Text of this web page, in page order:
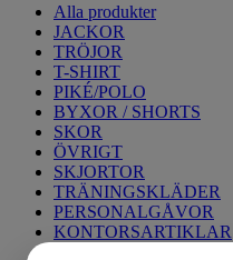
Alla produkter
JACKOR
TRÖJOR
T-SHIRT
PIKÉ/POLO
BYXOR / SHORTS
SKOR
ÖVRIGT
SKJORTOR
TRÄNINGSKLÄDER
PERSONALGÅVOR
KONTORSARTIKLAR